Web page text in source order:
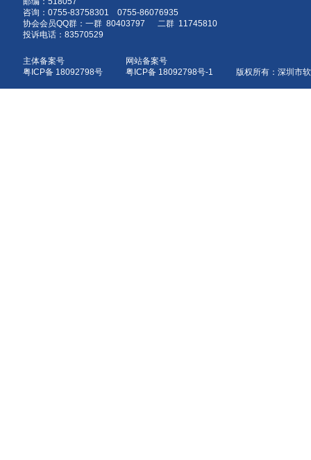
咨询：0755-83758301 0755-86076935
协会会员QQ群：一群 80403797 二群 11745810
投诉电话：83570529
主体备案号
粤ICP备 18092798号
网站备案号
粤ICP备 18092798号-1 版权所有：深圳市软